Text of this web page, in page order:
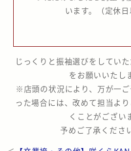
います。（定休日
じっくりと振袖選びをしてい
をお願いいたし
※店頭の状況により、万が一
った場合には、改めて担当よ
くことがござい
予めご了承くださ